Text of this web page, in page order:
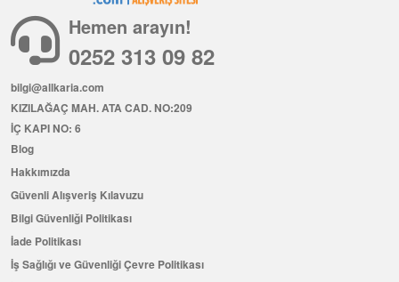
Hemen arayın!
0252 313 09 82
bilgi@allkaria.com
KIZILAĞAÇ MAH. ATA CAD. NO:209
İÇ KAPI NO: 6
Blog
Hakkımızda
Güvenli Alışveriş Kılavuzu
Bilgi Güvenliği Politikası
İade Politikası
İş Sağlığı ve Güvenliği Çevre Politikası